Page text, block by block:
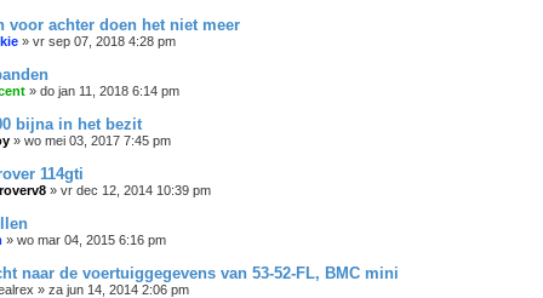
voor achter doen het niet meer
» vr sep 07, 2018 4:28 pm
» do jan 11, 2018 6:14 pm
bijna in het bezit
» wo mei 03, 2017 7:45 pm
114gti
» vr dec 12, 2014 10:39 pm
» wo mar 04, 2015 6:16 pm
naar de voertuiggegevens van 53-52-FL, BMC mini
» za jun 14, 2014 2:06 pm